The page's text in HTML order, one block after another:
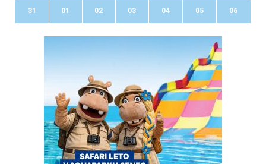
31 01 02 03 04 05 06